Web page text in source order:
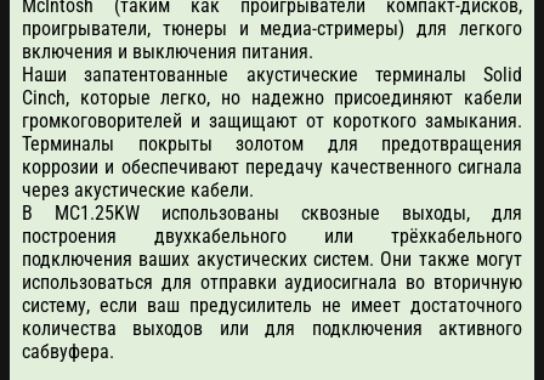
McIntosh (таким как проигрыватели компакт-дисков,
проигрыватели, тюнеры и медиа-стримеры) для легкого
включения и выключения питания.
Наши запатентованные акустические терминалы Solid
Cinch, которые легко, но надежно присоединяют кабели
громкоговорителей и защищают от короткого замыкания.
Терминалы покрыты золотом для предотвращения
коррозии и обеспечивают передачу качественного сигнала
через акустические кабели.
В MC1.25KW использованы сквозные выходы, для
построения двухкабельного или трёхкабельного
подключения ваших акустических систем. Они также могут
использоваться для отправки аудиосигнала во вторичную
систему, если ваш предусилитель не имеет достаточного
количества выходов или для подключения активного
сабвуфера.